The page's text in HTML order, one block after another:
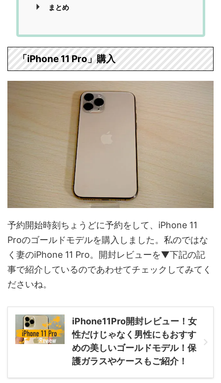
まとめ
「iPhone 11 Pro」購入
予約開始時刻ちょうどに予約をして、iPhone 11
Proのゴールドモデルを購入しました。私のではな
く妻のiPhone 11 Pro。開封レビューを▼下記の記
事で紹介しているのであわせてチェックしてみてく
ださいね。
iPhone11Pro開封レビュー！女
性だけじゃなく男性にもおすす
めの美しいゴールドモデル！保
護ガラスやケースもご紹介！